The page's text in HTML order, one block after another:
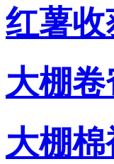
红薯收
大棚
大棚